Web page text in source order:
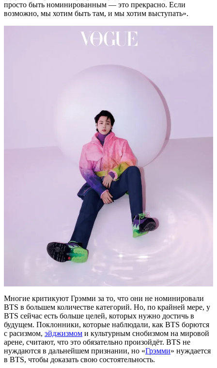
просто быть номинированным — это прекрасно. Если
возможно, мы хотим быть там, и мы хотим выступать».
Многие критикуют Грэмми за то, что они не номинировали
BTS в большем количестве категорий. Но, по крайней мере, у
BTS сейчас есть больше целей, которых нужно достичь в
будущем. Поклонники, которые наблюдали, как BTS борются
с расизмом, эйджизмом и культурным снобизмом на мировой
арене, считают, что это обязательно произойдёт. BTS не
нуждаются в дальнейшем признании, но «Грэмми» нуждается
в BTS, чтобы доказать свою состоятельность.